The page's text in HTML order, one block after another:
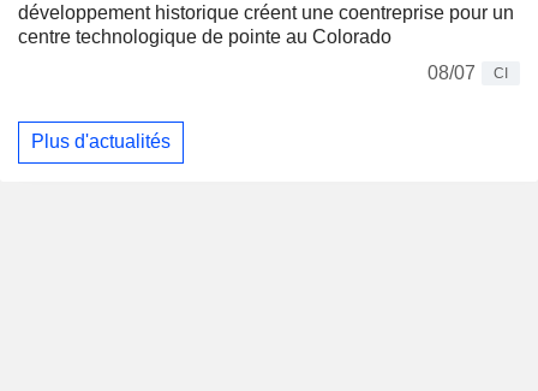
développement historique créent une coentreprise pour un
centre technologique de pointe au Colorado
08/07
CI
Plus d'actualités